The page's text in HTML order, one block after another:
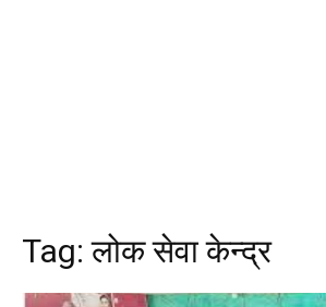
Tag:लोक सेवा केन्द्र